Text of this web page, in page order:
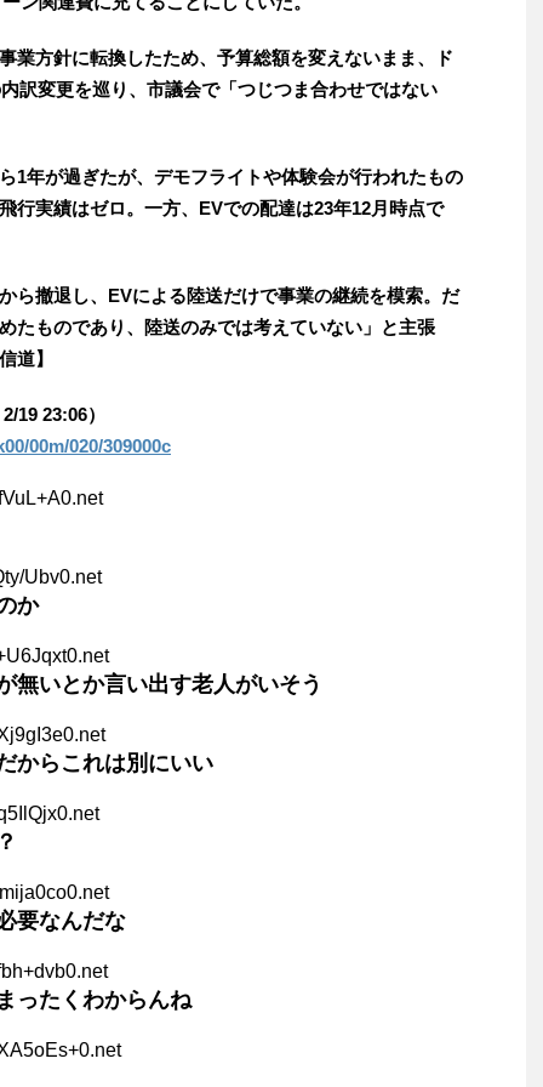
方針に転換したため、予算総額を変えないまま、ド
訳変更を巡り、市議会で「つじつま合わせではない
年が過ぎたが、デモフライトや体験会が行われたもの
行実績はゼロ。一方、EVでの配達は23年12月時点で
撤退し、EVによる陸送だけで事業の継続を模索。だ
たものであり、陸送のみでは考えていない」と主張
道】
19 23:06）
00m/020/309000c
Ubv0.net
か
無いとか言い出す老人がいそう
からこれは別にいい
要なんだな
ったくわからんね